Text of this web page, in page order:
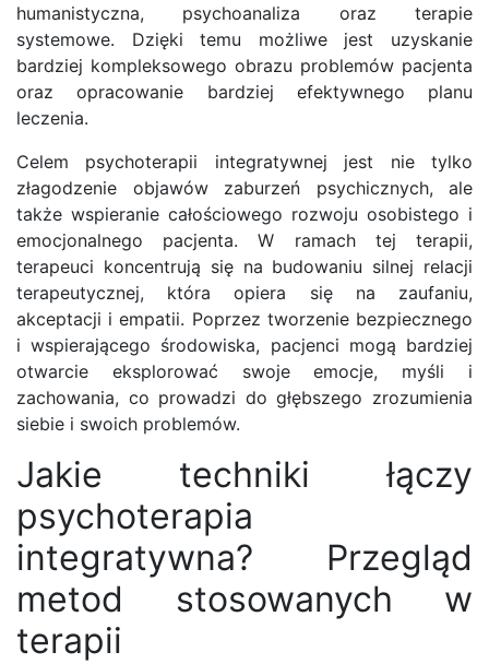
humanistyczna, psychoanaliza oraz terapie
systemowe. Dzięki temu możliwe jest uzyskanie
bardziej kompleksowego obrazu problemów pacjenta
oraz opracowanie bardziej efektywnego planu
leczenia.
Celem psychoterapii integratywnej jest nie tylko
złagodzenie objawów zaburzeń psychicznych, ale
także wspieranie całościowego rozwoju osobistego i
emocjonalnego pacjenta. W ramach tej terapii,
terapeuci koncentrują się na budowaniu silnej relacji
terapeutycznej, która opiera się na zaufaniu,
akceptacji i empatii. Poprzez tworzenie bezpiecznego
i wspierającego środowiska, pacjenci mogą bardziej
otwarcie eksplorować swoje emocje, myśli i
zachowania, co prowadzi do głębszego zrozumienia
siebie i swoich problemów.
Jakie techniki łączy
psychoterapia
integratywna? Przegląd
metod stosowanych w
terapii